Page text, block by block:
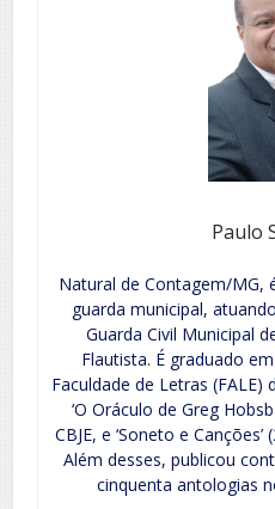
Paulo
Natural de Contagem/MG,
guarda municipal,
Guarda Civil Municipal
Flautista. É graduado
Faculdade de Letras (FALE)
‘O Oráculo de Greg
CBJE, e ‘Soneto e
Além desses, publicou
cinquenta antologias